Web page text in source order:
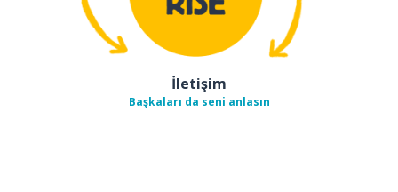
İletişim
Başkaları da seni anlasın